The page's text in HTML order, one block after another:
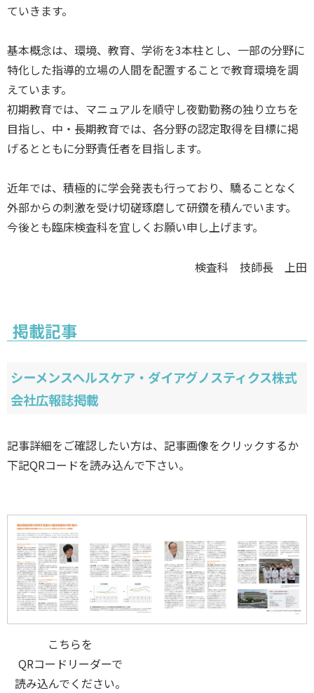
ていきます。
基本概念は、環境、教育、学術を3本柱とし、一部の分野に
特化した指導的立場の人間を配置することで教育環境を調
えています。
初期教育では、マニュアルを順守し夜勤勤務の独り立ちを
目指し、中・長期教育では、各分野の認定取得を目標に掲
げるとともに分野責任者を目指します。
近年では、積極的に学会発表も行っており、驕ることなく
外部からの刺激を受け切磋琢磨して研鑽を積んでいます。
今後とも臨床検査科を宜しくお願い申し上げます。
検査科 技師長 上田
掲載記事
シーメンスヘルスケア・ダイアグノスティクス株式
会社広報誌掲載
記事詳細をご確認したい方は、記事画像をクリックするか
下記QRコードを読み込んで下さい。
こちらを
QRコードリーダーで
読み込んでください。